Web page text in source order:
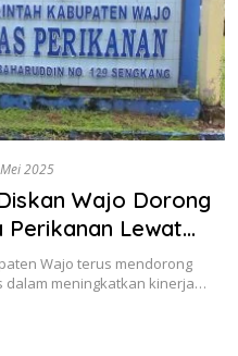
2025
Wajo Dorong
Perikanan Lewat
Wajo terus mendorong
dalam meningkatkan kinerja…